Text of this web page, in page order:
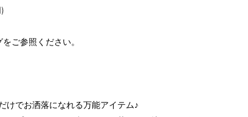
ご参照ください。
けでお洒落になれる万能アイテム♪